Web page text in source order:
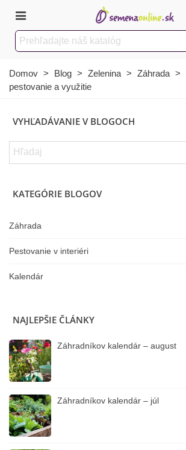
Domov > Blog > Zelenina > Záhrada >
pestovanie a využitie
VYHĽADÁVANIE V BLOGOCH
KATEGÓRIE BLOGOV
Záhrada
Pestovanie v interiéri
Kalendár
NAJLEPŠIE ČLÁNKY
Záhradníkov kalendár – august
Záhradníkov kalendár – júl